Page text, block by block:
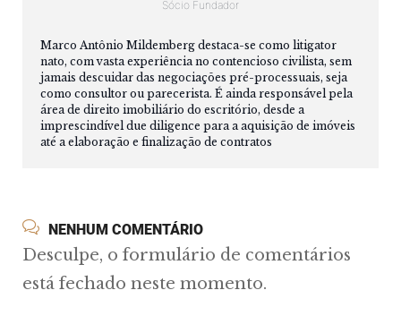
Sócio Fundador
Marco Antônio Mildemberg destaca-se como litigator
nato, com vasta experiência no contencioso civilista, sem
jamais descuidar das negociações pré-processuais, seja
como consultor ou parecerista. É ainda responsável pela
área de direito imobiliário do escritório, desde a
imprescindível due diligence para a aquisição de imóveis
até a elaboração e finalização de contratos
NENHUM COMENTÁRIO
Desculpe, o formulário de comentários
está fechado neste momento.